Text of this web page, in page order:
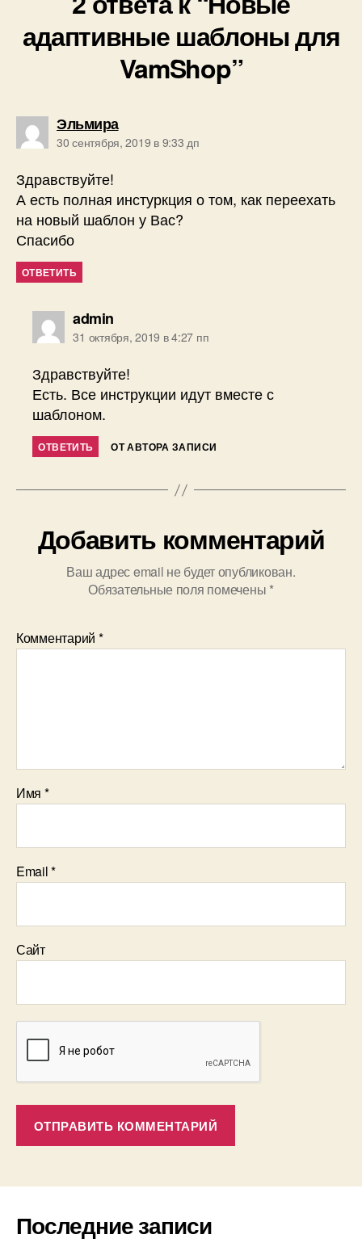
адаптивные шаблоны для
VamShop”
Эльмирапишет:
30 сентября, 2019 в 9:33 дп
Здравствуйте!
А есть полная инстуркция о том, как переехать
на новый шаблон у Вас?
Спасибо
ОТВЕТИТЬ
adminпишет:
31 октября, 2019 в 4:27 пп
Здравствуйте!
Есть. Все инструкции идут вместе с
шаблоном.
ОТВЕТИТЬ ОТ АВТОРА ЗАПИСИ
Добавить комментарий
Ваш адрес email не будет опубликован.
Обязательные поля помечены *
Комментарий *
Имя *
Email*
Сайт
Последние записи